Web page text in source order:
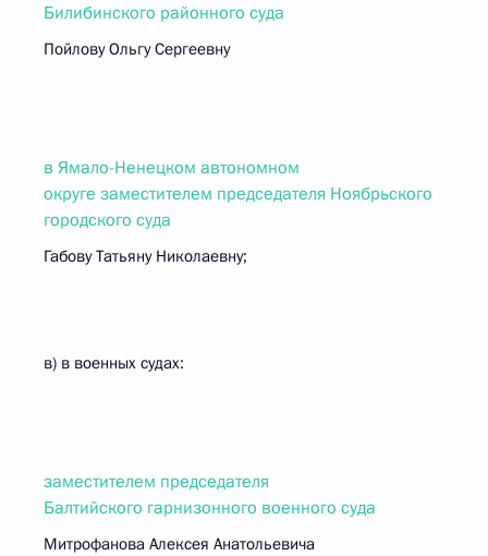
Билибинского районного суда
Пойлову Ольгу Сергеевну
в Ямало-Ненецком автономном
округе заместителем председателя Ноябрьского
городского суда
Габову Татьяну Николаевну;
в) в военных судах:
заместителем председателя
Балтийского гарнизонного военного суда
Митрофанова Алексея Анатольевича